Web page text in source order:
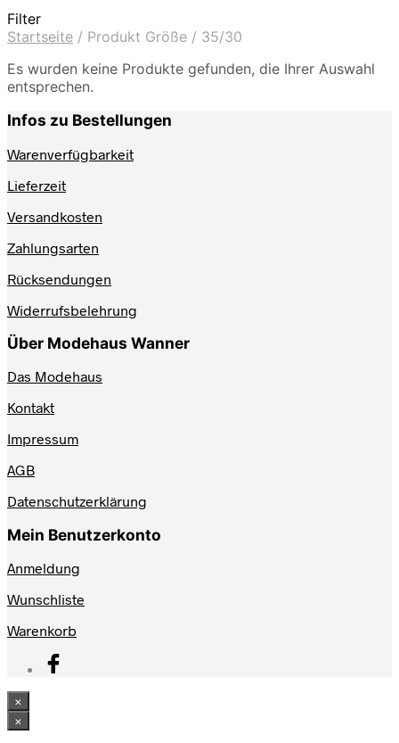
Filter
Startseite / Produkt Größe / 35/30
Es wurden keine Produkte gefunden, die Ihrer Auswahl
entsprechen.
Infos zu Bestellungen
Warenverfügbarkeit
Lieferzeit
Versandkosten
Zahlungsarten
Rücksendungen
Widerrufsbelehrung
Über Modehaus Wanner
Das Modehaus
Kontakt
Impressum
AGB
Datenschutzerklärung
Mein Benutzerkonto
Anmeldung
Wunschliste
Warenkorb
×
×